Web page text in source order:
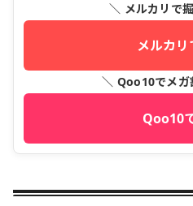
＼ メルカリで
メルカリ
＼ Qoo10でメガ
Qoo10